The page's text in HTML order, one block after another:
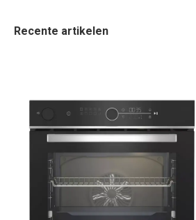
Recente artikelen